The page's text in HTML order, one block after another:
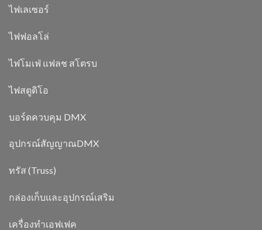
ไฟเลเซอร์
ไฟฟอลโล่
ไฟโมเฟ่ แฟลช สโตรบ
ไฟสตูดิโอ
บอร์ดควบคุม DMX
อุปกรณ์สัญญาณDMX
ทรัส (Truss)
กล่องเก็บและอุปกรณ์เสริม
เครื่องทำเอฟเฟค